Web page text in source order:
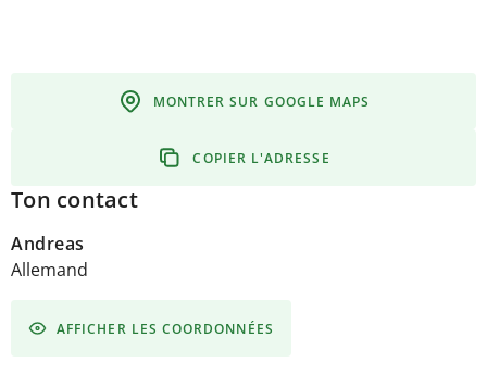
MONTRER SUR GOOGLE MAPS
COPIER L'ADRESSE
Ton contact
Andreas
Allemand
AFFICHER LES COORDONNÉES